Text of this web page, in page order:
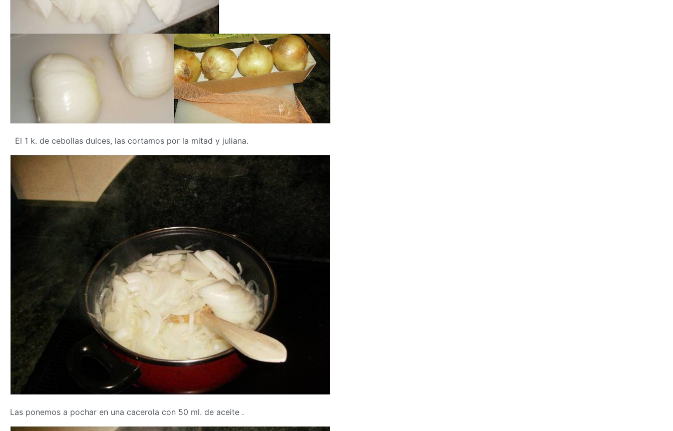
El 1 k. de cebollas dulces, las cortamos por la mitad y juliana.
Las ponemos a pochar en una cacerola con 50 ml. de aceite .